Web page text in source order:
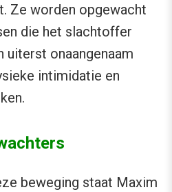
Ze worden opgewacht
die het slachtoffer
uiterst onaangenaam
intimidatie en
beweging staat Maxim